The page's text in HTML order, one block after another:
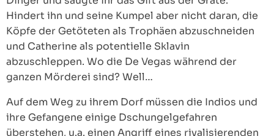
Hindert ihn und seine Kumpel aber nicht daran, die
Köpfe der Getöteten als Trophäen abzuschneiden
und Catherine als potentielle Sklavin
abzuschleppen. Wo die De Vegas während der
ganzen Mörderei sind? Well…
Auf dem Weg zu ihrem Dorf müssen die Indios und
ihre Gefangene einige Dschungelgefahren
überstehen, u.a. einen Angriff eines rivalisierenden